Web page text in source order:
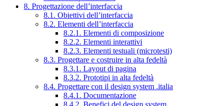
8. Progettazione dell’interfaccia
8.1. Obiettivi dell’interfaccia
8.2. Elementi dell’interfaccia
8.2.1. Elementi di composizione
8.2.2. Elementi interattivi
8.2.3. Elementi testuali (microtesti)
8.3. Progettare e costruire in alta fedeltà
8.3.1. Layout di pagina
8.3.2. Prototipi in alta fedeltà
8.4. Progettare con il design system .italia
8.4.1. Documentazione
8.4.2. Benefici del design system